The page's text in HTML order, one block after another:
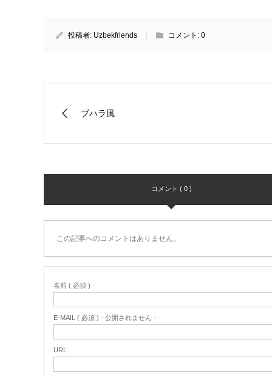
投稿者: Uzbekfriends コメント: 0
ブハラ風
コメント ( 0 )
この記事へのコメントはありません。
名前 ( 必須 )
E-MAIL ( 必須 ) - 公開されません -
URL